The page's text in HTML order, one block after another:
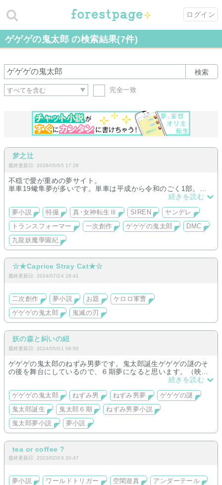
ログイン
ゲゲゲの鬼太郎 の検索結果(7件)
検索
完全一致
梦之辻
最終更新日: 2026/05/05 17:28
不穏で愛が重めの夢サイト。
単車19蠍隼夢が多いです。単車は平成から令和のごく1部。
メガテン(真Ⅲ)、悪魔召喚士、g謎、九龍、DMC等も有。
一次創作夢小説有。
夢小説は名前変換可能です。
続きを読む
夢小説 特撮 真･女神転生Ⅲ SIREN
ヤンデレ
トランスフォーマー
一次創作 ゲゲゲの鬼太郎
DMC
九龍妖魔學園紀
☆★Caprice Stray Cat★☆
最終更新日: 2024/07/24 18:41
二次創作 夢小説 お題
ケロロ軍曹
ゲゲゲの鬼太郎
鬼滅の刃
妖の森と糾いの紐
最終更新日: 2024/05/01 08:50
ゲゲゲの鬼太郎のねずみ男夢です。鬼太郎誕生ゲゲゲの謎のそ
の後を舞台にしているので、６期夢になると思います。（映画
ネタバレを踏む可能性があるのでご注意ください）続きを読む
ゲゲゲの鬼太郎 ねずみ男 ねずみ男夢
ゲゲゲの謎
鬼太郎誕生
鬼太郎６期
ねずみ男夢小説
鬼太郎夢小説
夢小説
tea or coffee ?
最終更新日: 2023/02/03 20:47
夢小説 ワールドトリガー 空閑遊真
アンダーテール